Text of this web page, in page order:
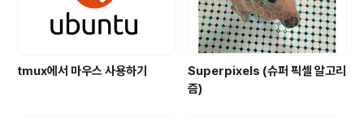
tmux에서 마우스 사용하기
Superpixels (슈퍼 픽셀 알고리
즘)